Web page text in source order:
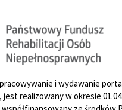
i wydawanie
realizowany w okresie